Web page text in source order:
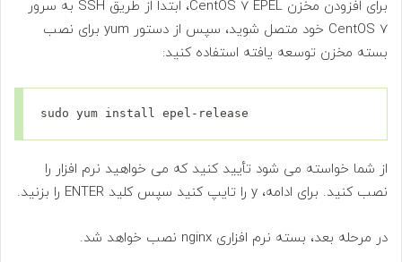
برای افزودن مخزن CentOS 7 EPEL، ابتدا از طریق SSH به سرور
CentOS 7 خود متصل شوید، سپس از دستور yum برای نصب
بسته مخزن توسعه یافته استفاده کنید:
sudo yum install epel-release
از شما خواسته می شود تأیید کنید که می خواهید نرم افزار را
نصب کنید. برای ادامه، y را تایپ کنید سپس کلید ENTER را بزنید.
در مرحله بعد، بسته نرم افزاری nginx نصب خواهد شد.